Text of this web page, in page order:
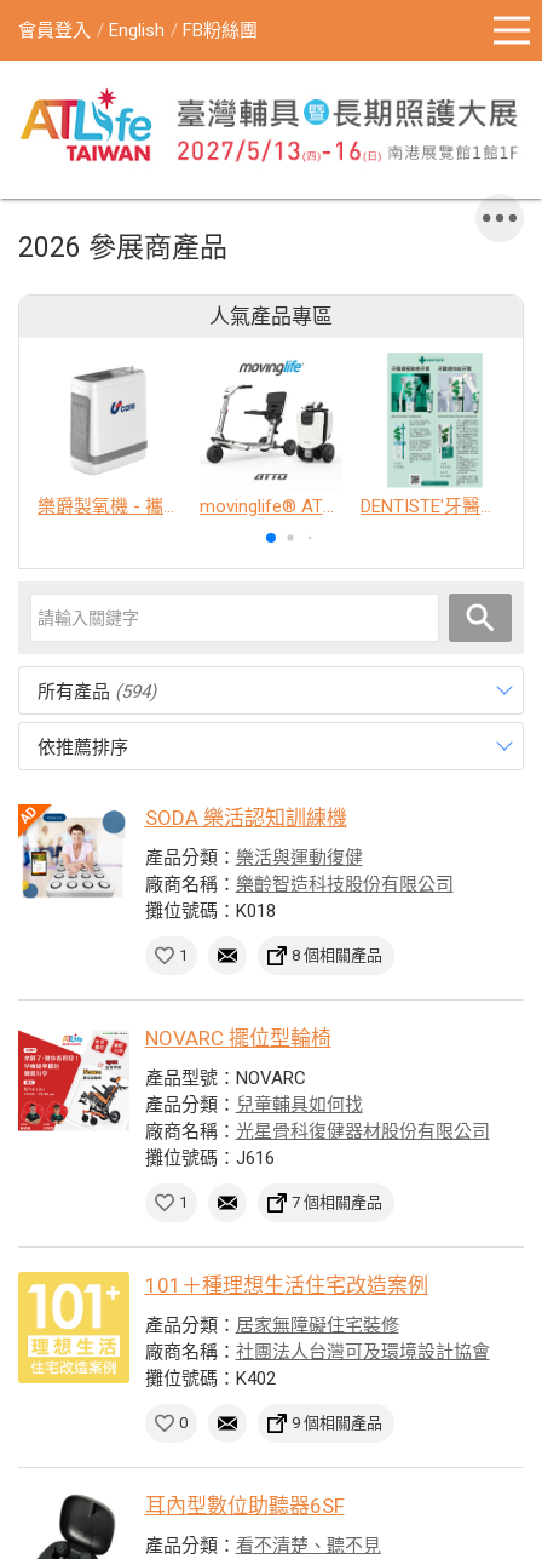
會員登入 English FB粉絲團
2026 參展商產品
人氣產品專區
樂爵製氧機 - 攜帶型 movinglife® ATTO新世代電動代步車 經典款 DENTISTE'牙醫選極敏感牙膏、抗蛀牙膏
所有產品 (594)
依推薦排序
SODA 樂活認知訓練機
產品分類： 樂活與運動復健
廠商名稱： 樂齡智造科技股份有限公司
攤位號碼：K018
1 8 個相關產品
NOVARC 擺位型輪椅
產品型號：NOVARC
產品分類： 兒童輔具如何找
廠商名稱： 光星骨科復健器材股份有限公司
攤位號碼：J616
1 7 個相關產品
101＋種理想生活住宅改造案例
產品分類： 居家無障礙住宅裝修
廠商名稱： 社團法人台灣可及環境設計協會
攤位號碼：K402
0 9 個相關產品
耳內型數位助聽器6SF
產品分類： 看不清楚、聽不見